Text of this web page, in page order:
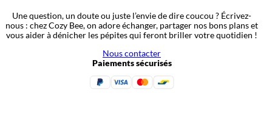
Une question, un doute ou juste l’envie de dire coucou ? Écrivez-
nous : chez Cozy Bee, on adore échanger, partager nos bons plans et
vous aider à dénicher les pépites qui feront briller votre quotidien !
Nous contacter
Paiements sécurisés